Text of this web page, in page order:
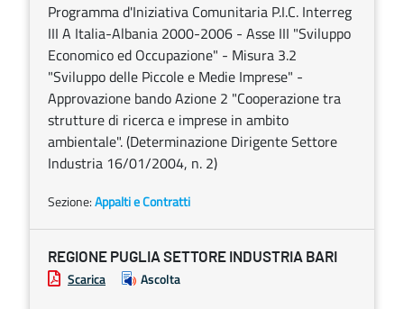
Programma d'Iniziativa Comunitaria P.I.C. Interreg
III A Italia-Albania 2000-2006 - Asse III "Sviluppo
Economico ed Occupazione" - Misura 3.2
"Sviluppo delle Piccole e Medie Imprese" -
Approvazione bando Azione 2 "Cooperazione tra
strutture di ricerca e imprese in ambito
ambientale". (Determinazione Dirigente Settore
Industria 16/01/2004, n. 2)
Sezione:Appalti e Contratti
REGIONE PUGLIA SETTORE INDUSTRIA BARI
Scarica Ascolta